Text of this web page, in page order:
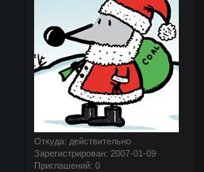
Откуда: действительно
Зарегистрирован: 2007-01-09
Приглашений: 0